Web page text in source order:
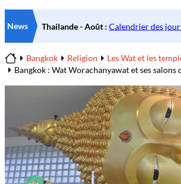
News
Home
Bangkok Religion
Les Wat et les
Bangkok : Wat Worachanyawat et ses salons